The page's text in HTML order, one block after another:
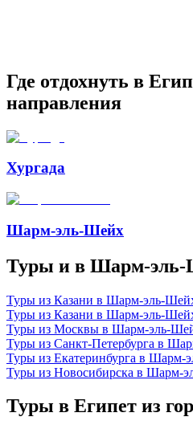
Где отдохнуть в
направления
Хургада
Шарм-эль-Шейх
Туры и в Шарм-эль-
Туры из Казани в Шарм-эль-
Туры из Казани в Шарм-эль-
Туры из Москвы в Шарм-эль-
Туры из Санкт-Петербурга в
Туры из Екатеринбурга в Шарм-
Туры из Новосибирска в Шарм-
Туры в Египет из